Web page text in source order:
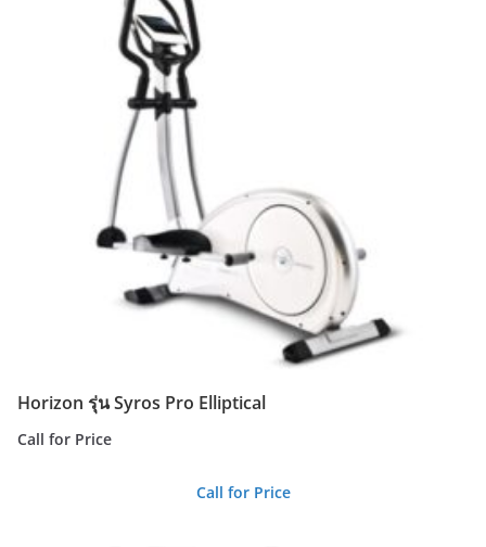
Horizon รุ่น Syros Pro Elliptical
Call for Price
Call for Price